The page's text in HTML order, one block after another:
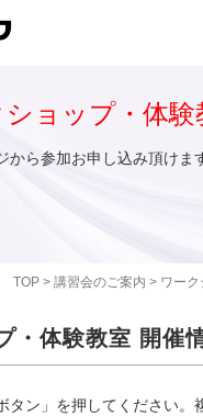
TOP> 講習会のご案内 > ワー
ショップ・体験
から参加お申し込み頂けま
・体験教室 開催
タン」を押してください。